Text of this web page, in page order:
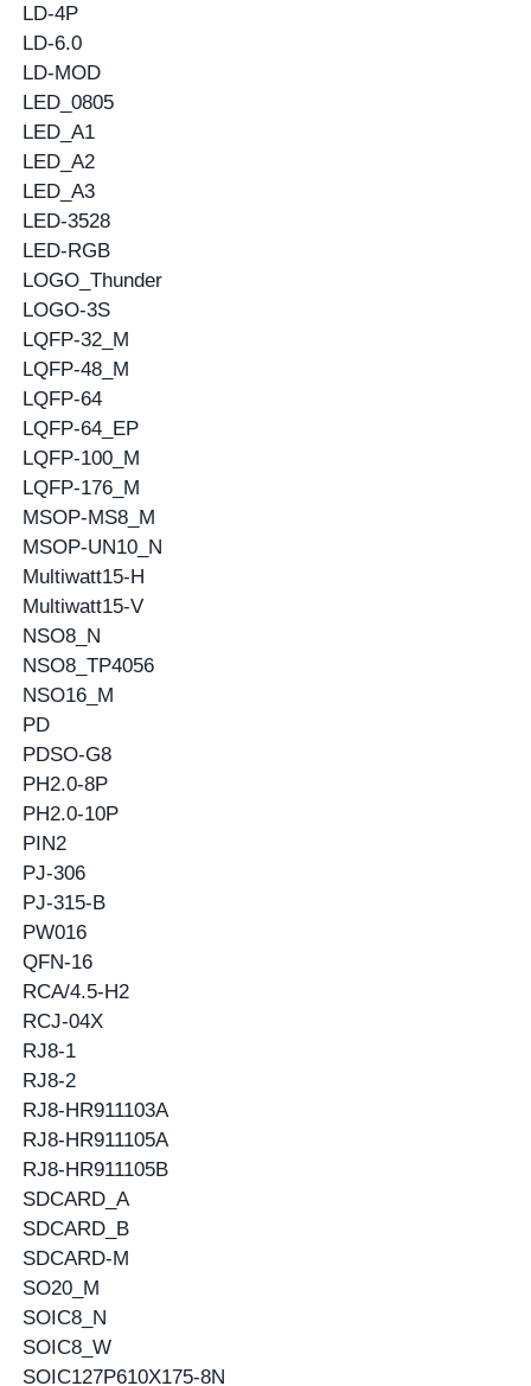
LD-4P
LD-6.0
LD-MOD
LED_0805
LED_A1
LED_A2
LED_A3
LED-3528
LED-RGB
LOGO_Thunder
LOGO-3S
LQFP-32_M
LQFP-48_M
LQFP-64
LQFP-64_EP
LQFP-100_M
LQFP-176_M
MSOP-MS8_M
MSOP-UN10_N
Multiwatt15-H
Multiwatt15-V
NSO8_N
NSO8_TP4056
NSO16_M
PD
PDSO-G8
PH2.0-8P
PH2.0-10P
PIN2
PJ-306
PJ-315-B
PW016
QFN-16
RCA/4.5-H2
RCJ-04X
RJ8-1
RJ8-2
RJ8-HR911103A
RJ8-HR911105A
RJ8-HR911105B
SDCARD_A
SDCARD_B
SDCARD-M
SO20_M
SOIC8_N
SOIC8_W
SOIC127P610X175-8N